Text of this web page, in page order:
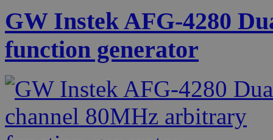
GW Instek AFG-4280
function generator